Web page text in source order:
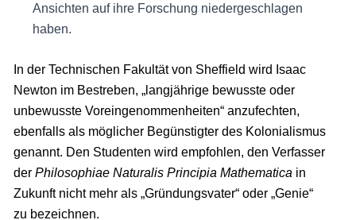
Ansichten auf ihre Forschung niedergeschlagen
haben.
In der Technischen Fakultät von Sheffield wird Isaac
Newton im Bestreben, „langjährige bewusste oder
unbewusste Voreingenommenheiten“ anzufechten,
ebenfalls als möglicher Begünstigter des Kolonialismus
genannt. Den Studenten wird empfohlen, den Verfasser
der Philosophiae Naturalis Principia Mathematica in
Zukunft nicht mehr als „Gründungsvater“ oder „Genie“
zu bezeichnen.